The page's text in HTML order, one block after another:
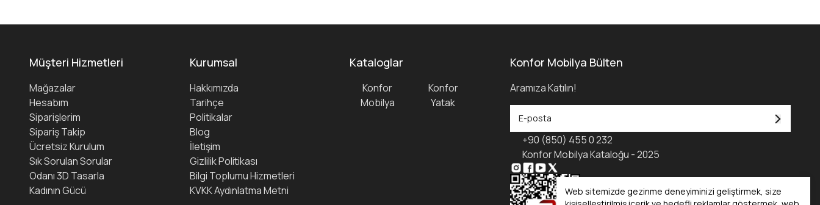
Web sitemizde gezinme deneyiminizi geliştirmek, size
Müşteri Hizmetleri
Mağazalar
Hesabım
Siparişlerim
Sipariş Takip
Ücretsiz Kurulum
Sık Sorulan Sorular
Odanı 3D Tasarla
Kadının Gücü
Kurumsal
Hakkımızda
Tarihçe
Politikalar
Blog
İletişim
Gizlilik Politikası
Bilgi Toplumu Hizmetleri
KVKK Aydınlatma Metni
Kataloglar
Konfor
Mobilya
Konfor
Yatak
Konfor Mobilya Bülten
Aramıza Katılın!
+90 (850) 455 0 232
Konfor Mobilya Kataloğu - 2025